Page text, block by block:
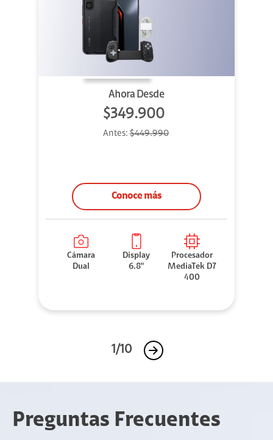
Ahora Desde
$349.900
Antes:$449.990
Conoce más
Cámara
Dual
Display
6.8"
Procesador
MediaTek D7
400
1/10
Preguntas Frecuentes